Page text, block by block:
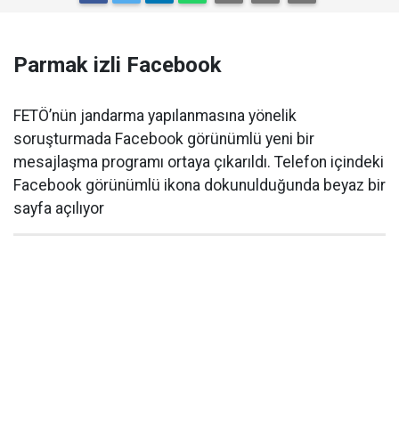
Parmak izli Facebook
FETÖ’nün jandarma yapılanmasına yönelik
soruşturmada Facebook görünümlü yeni bir
mesajlaşma programı ortaya çıkarıldı. Telefon içindeki
Facebook görünümlü ikona dokunulduğunda beyaz bir
sayfa açılıyor